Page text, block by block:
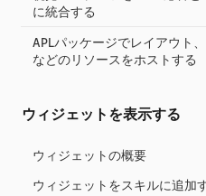
に統合する
APLパッケージでレイアウト
などのリソースをホストする
ウィジェットを表示する
ウィジェットの概要
ウィジェットをスキルに追加